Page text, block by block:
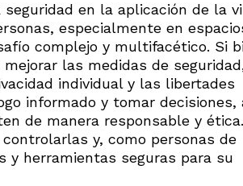
en la aplicación de la
especialmente en
complejo y multifacético. Si
las medidas de
individual y las libertades
informado y tomar decisiones,
de manera responsable y
y, como personas de
y herramientas seguras para su